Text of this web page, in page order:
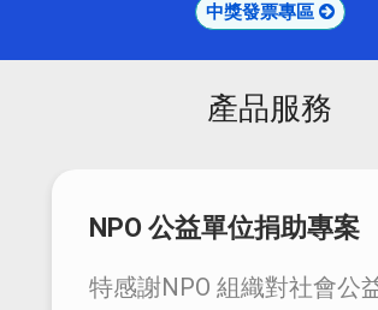
中獎發票專區
產品服務
NPO 公益單位捐助專案
特感謝NPO 組織對社會公